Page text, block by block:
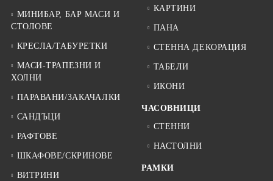
МИНИБАР, БАР МАСИ И
СТОЛОВЕ
КРЕСЛА/ТАБУРЕТКИ
МАСИ-ТРАПЕЗНИ И
ХОЛНИ
ПАРАВАНИ/ЗАКАЧАЛКИ
САНДЪЦИ
РАФТОВЕ
ШКАФОВЕ/СКРИНОВЕ
ВИТРИНИ
КАРТИНИ
ПАНА
СТЕННА ДЕКОРАЦИЯ
ТАБЕЛИ
ИКОНИ
ЧАСОВНИЦИ
СТЕННИ
НАСТОЛНИ
РАМКИ